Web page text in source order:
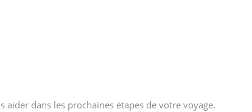
dans les prochaines étapes de votre voyage.